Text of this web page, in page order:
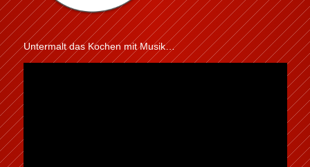
Untermalt das Kochen mit Musik…